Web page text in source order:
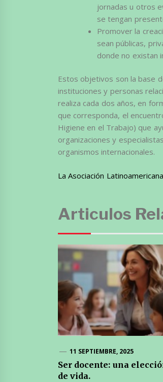
jornadas u otros
se tengan
Promover la
sean públicas,
donde no existan
Estos objetivos son la base
instituciones y personas
realiza cada dos años, en
que corresponda, el
Higiene en el Trabajo) que
organizaciones y
organismos internacionales.
La Asociación
Articulos
11 SEPTIEMBRE, 2025
Ser docente: una
de vida.